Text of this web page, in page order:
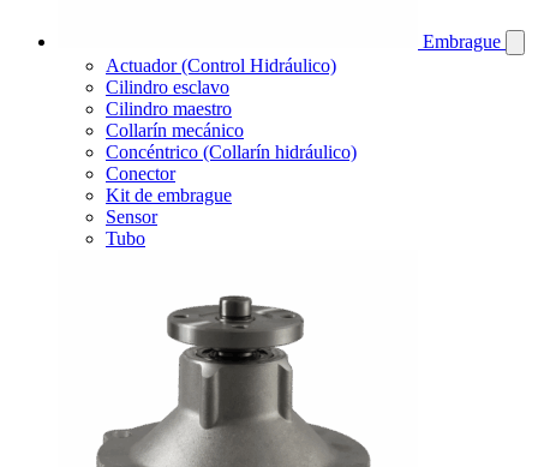
Embrague
Actuador (Control Hidráulico)
Cilindro esclavo
Cilindro maestro
Collarín mecánico
Concéntrico (Collarín hidráulico)
Conector
Kit de embrague
Sensor
Tubo